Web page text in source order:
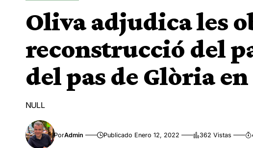
Oliva adjudica les
reconstrucció del
del pas de Glòria
NULL
PorAdmin Publicado Enero 12, 2022 362 Vistas